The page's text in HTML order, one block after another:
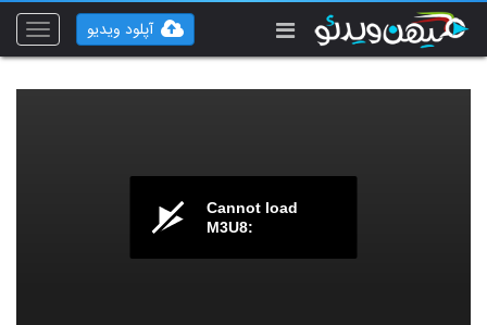
Toggle
آپلود ویدیو
Cannot load
M3U8: